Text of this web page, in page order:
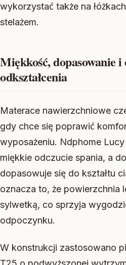
wykorzystać także na
stelażem.
Miękkość, dopasowanie
odkształcenia
Materace nawierzchniowe
gdy chce się poprawić
wyposażeniu. Ndphome
miękkie odczucie spania, a
dopasowuje się do kształtu
oznacza to, że powierzchnia
sylwetką, co sprzyja
odpoczynku.
W konstrukcji zastosowano